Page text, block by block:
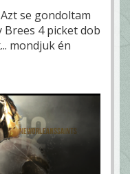
se gondoltam
4 picket dob
mondjuk én